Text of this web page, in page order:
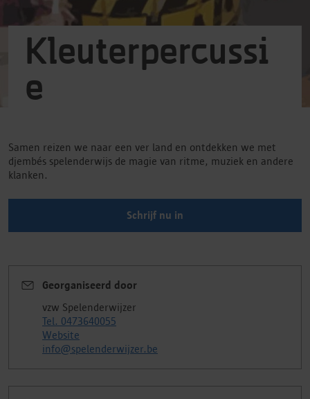
Kleuterpercussi
e
Samen reizen we naar een ver land en ontdekken we met
djembés spelenderwijs de magie van ritme, muziek en andere
klanken.
Schrijf nu in
Georganiseerd door
vzw Spelenderwijzer
Tel. 0473640055
Website
info@spelenderwijzer.be